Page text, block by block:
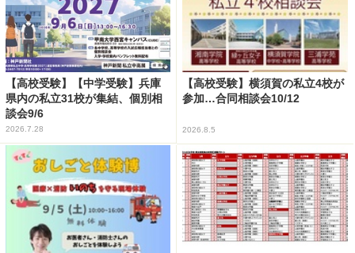
【高校受験】【中学受験】兵庫
県内の私立31校が集結、個別相
談会9/6
2026.7.28
【高校受験】横須賀の私立4校が
参加…合同相談会10/12
2026.8.5